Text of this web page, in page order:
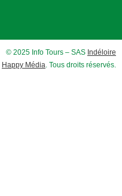
© 2025 Info Tours – SAS Indéloire
Happy Média . Tous droits réservés.